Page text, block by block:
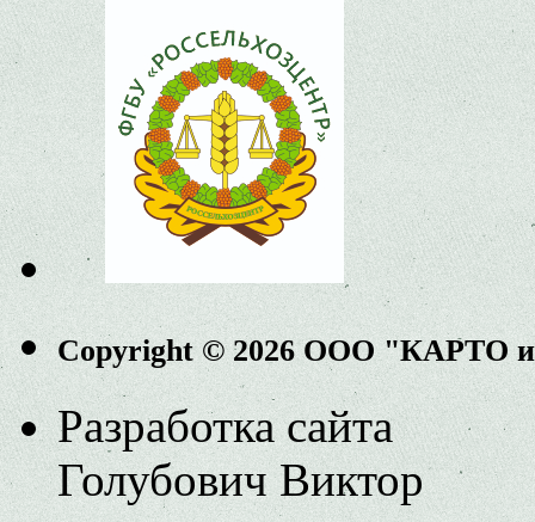
Copyright © 2026 ООО "КАРТО
Разработка сайта
Голубович Виктор